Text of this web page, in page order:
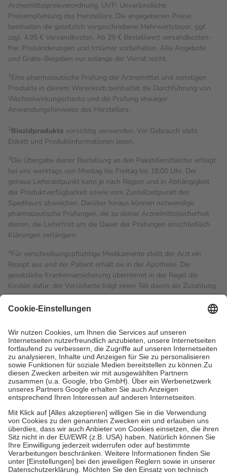
Arzneimittelpreisverordnung. UVP: Unverbindliche
Preisempfehlung des Herstellers. Die angegebenen Preise
beinhalten die gesetzlich vorgeschriebene Mehrwertsteuer, ggf.
zzgl. 4,95 € Versandkosten. Ab 29 € Bestell­wert versand­kosten­
frei. Preisänderungen und Irrtümer vorbehalten. Alle Angebote
und Gratis-Beigaben nur solange der Vorrat reicht.
1Eine pharmazeutische Prüfung der Arzneimittel und sonstigen
Produkte in deinem Warenkorb beinhaltet die Durchführung von
Wechselwirkungschecks und die Prüfung etwaiger
Anwendungshinweise des Herstellers.
2Biozidprodukte vorsichtig verwenden. Vor Gebrauch stets
Etikett und Produktinformationen lesen.
3Die Übergabe deiner Bestellung an den Paketdienstleister erfolgt
bei uns werktags von Montag bis Freitag bis 18:00 Uhr. Der
genaue Lieferzeitpunkt kann je nach Region und in Abhängigkeit
der Produktverfügbarkeit sowie vom Zustellzeitpunkt des
Spediteurs abweichen. Darüber hinaus können notwendige
pharmazeutische Prüfungen, die zu deiner Arzneimittelsicherheit
dienen, die Lieferfrist um die Dauer der Prüfungen einschließlich
Klärungen verlängern.
4Für verschreibungspflichtige Medikamente stellt der Arzt ein
Rezept aus und der Patient erhält sie in der Apotheke. Die
gesetzliche Krankenversicherung übernimmt in der Regel die
Kosten dafür, der Versicherte trägt einen Teil davon als Zuzahlung
mit.
Grundsätzlich leisten Mitglieder Zuzahlungen in Höhe von zehn
höchstens zehn Euro.
Es sind jedoch nie mehr als die
tatsächlichen Kosten der Leistung zu entrichten.
Diese Regeln gelten grundsätzlich auch für Online-Apotheken.
Bei Heilmitteln und häuslicher Krankenpflege beträgt die
Zuzahlung zehn Prozent der Kosten sowie zehn Euro je
Verordnung.
Um das Engagement der Versicherten für ihre eigene Gesundheit
zu stärken und die besondere Stellung der Familie zu unterstützen,
fallenkeine Zuzahlungenan bei:
• Kindern und Jugendlichen bis zum vollendeten 18. Lebensjahr
mit Ausnahme der Fahrkosten
• Untersuchungen zur Vorsorge und Früherkennung, die von der
GKV getragen werden
• empfohlenen Schutzimpfungen